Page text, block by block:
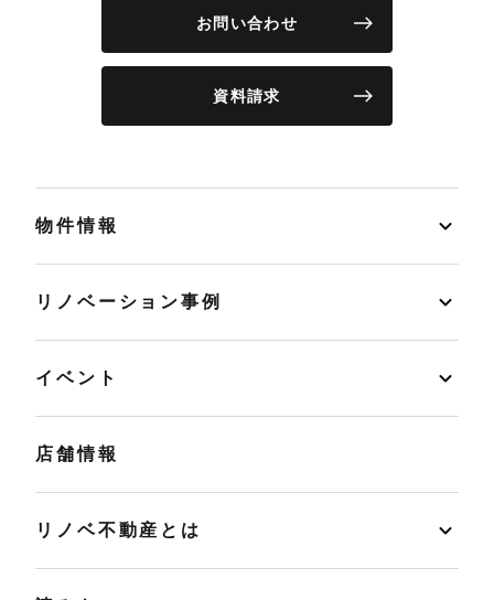
お問い合わせ
資料請求
物件情報
リノベーション事例
イベント
店舗情報
リノベ不動産とは